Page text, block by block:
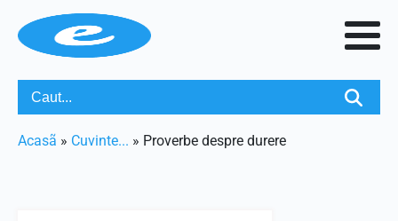
Acasã » Cuvinte... » Proverbe despre durere